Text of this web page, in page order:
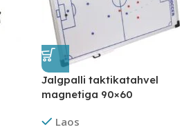
Jalgpalli taktikatahvel
magnetiga 90×60
Laos